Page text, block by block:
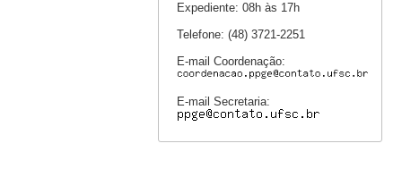
Expediente: 08h às 17h
Telefone: (48) 3721-2251
E-mail Coordenação:
E-mail Secretaria: